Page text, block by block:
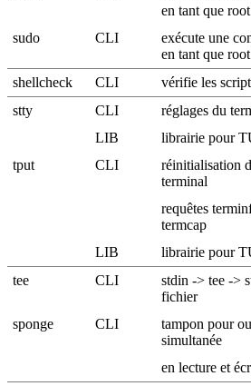
en tant que root
sudo CLI
exécute une
en tant que root
shellcheck CLI vérifie les
stty
CLI réglages du
LIB
librairie pour
tput
CLI
réinitialisation
terminal
requêtes
termcap
LIB
librairie pour
tee
CLI
stdin -> tee ->
fichier
sponge CLI
tampon pour
simultanée
en lecture et